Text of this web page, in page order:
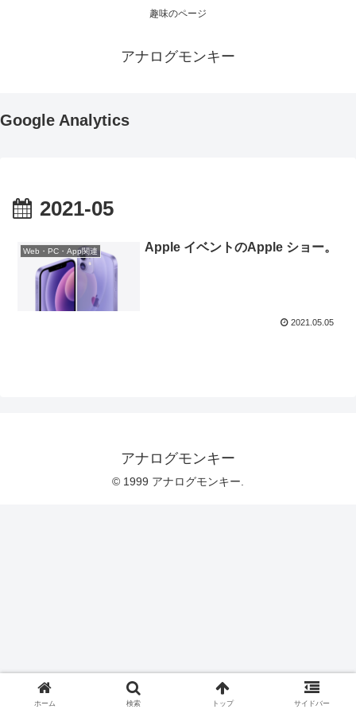
趣味のページ
アナログモンキー
Google Analytics
2021-05
Web・PC・App関連 Apple イベントのApple ショー。
2021.05.05
アナログモンキー
© 1999 アナログモンキー.
ホーム 検索 トップ サイドバー